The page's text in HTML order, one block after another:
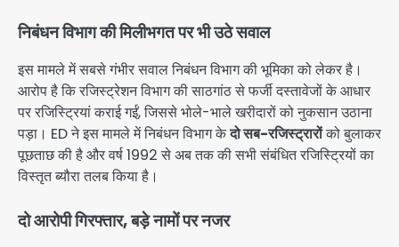
निबंधन विभाग की मिलीभगत पर भी उठे सवाल
इस मामले में सबसे गंभीर सवाल निबंधन विभाग की भूमिका को लेकर है।
आरोप है कि रजिस्ट्रेशन विभाग की साठगांठ से फर्जी दस्तावेजों के आधार
पर रजिस्ट्रियां कराई गईं, जिससे भोले-भाले खरीदारों को नुकसान उठाना
पड़ा। ED ने इस मामले में निबंधन विभाग केदो सब-रजिस्ट्रारोंको बुलाकर
पूछताछ की है और वर्ष 1992 से अब तक की सभी संबंधित रजिस्ट्रियों का
विस्तृत ब्यौरा तलब किया है।
दो आरोपी गिरफ्तार, बड़े नामों पर नजर